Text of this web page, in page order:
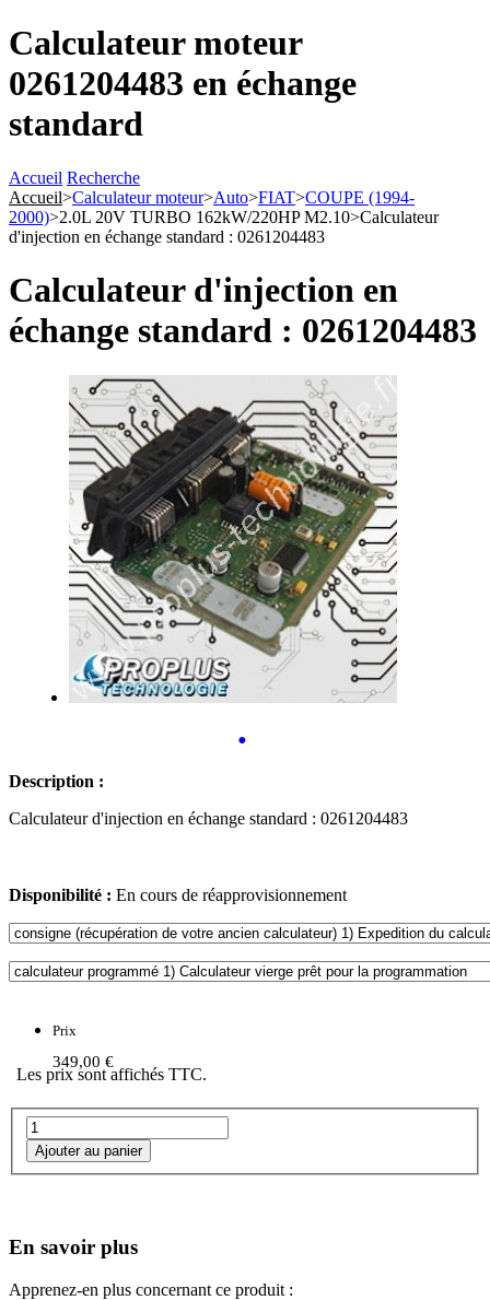
Calculateur moteur
0261204483 en échange
standard
Accueil Recherche
Accueil>Calculateur moteur>Auto>FIAT>COUPE (1994-
2000)>2.0L 20V TURBO 162kW/220HP M2.10>Calculateur
d'injection en échange standard : 0261204483
Calculateur d'injection en
échange standard : 0261204483
•
Description :
Calculateur d'injection en échange standard : 0261204483
Disponibilité : En cours de réapprovisionnement
Prix
349,00 €
Les prix sont affichés TTC.
En savoir plus
Apprenez-en plus concernant ce produit :